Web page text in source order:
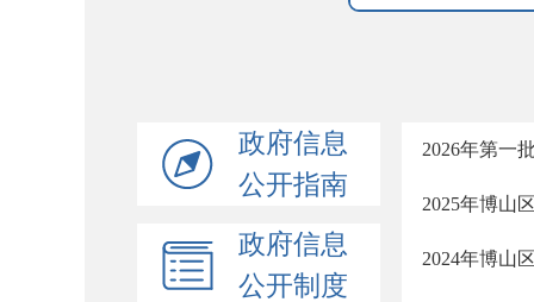
政府信息
公开指南
政府信息
公开制度
2026年第一
2025年博山
2024年博山